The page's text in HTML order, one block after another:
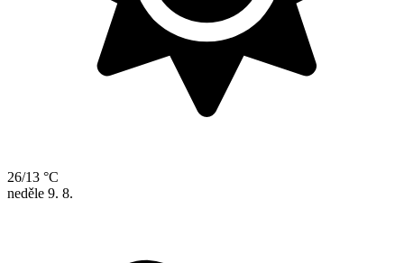
26/13 °C
neděle 9. 8.